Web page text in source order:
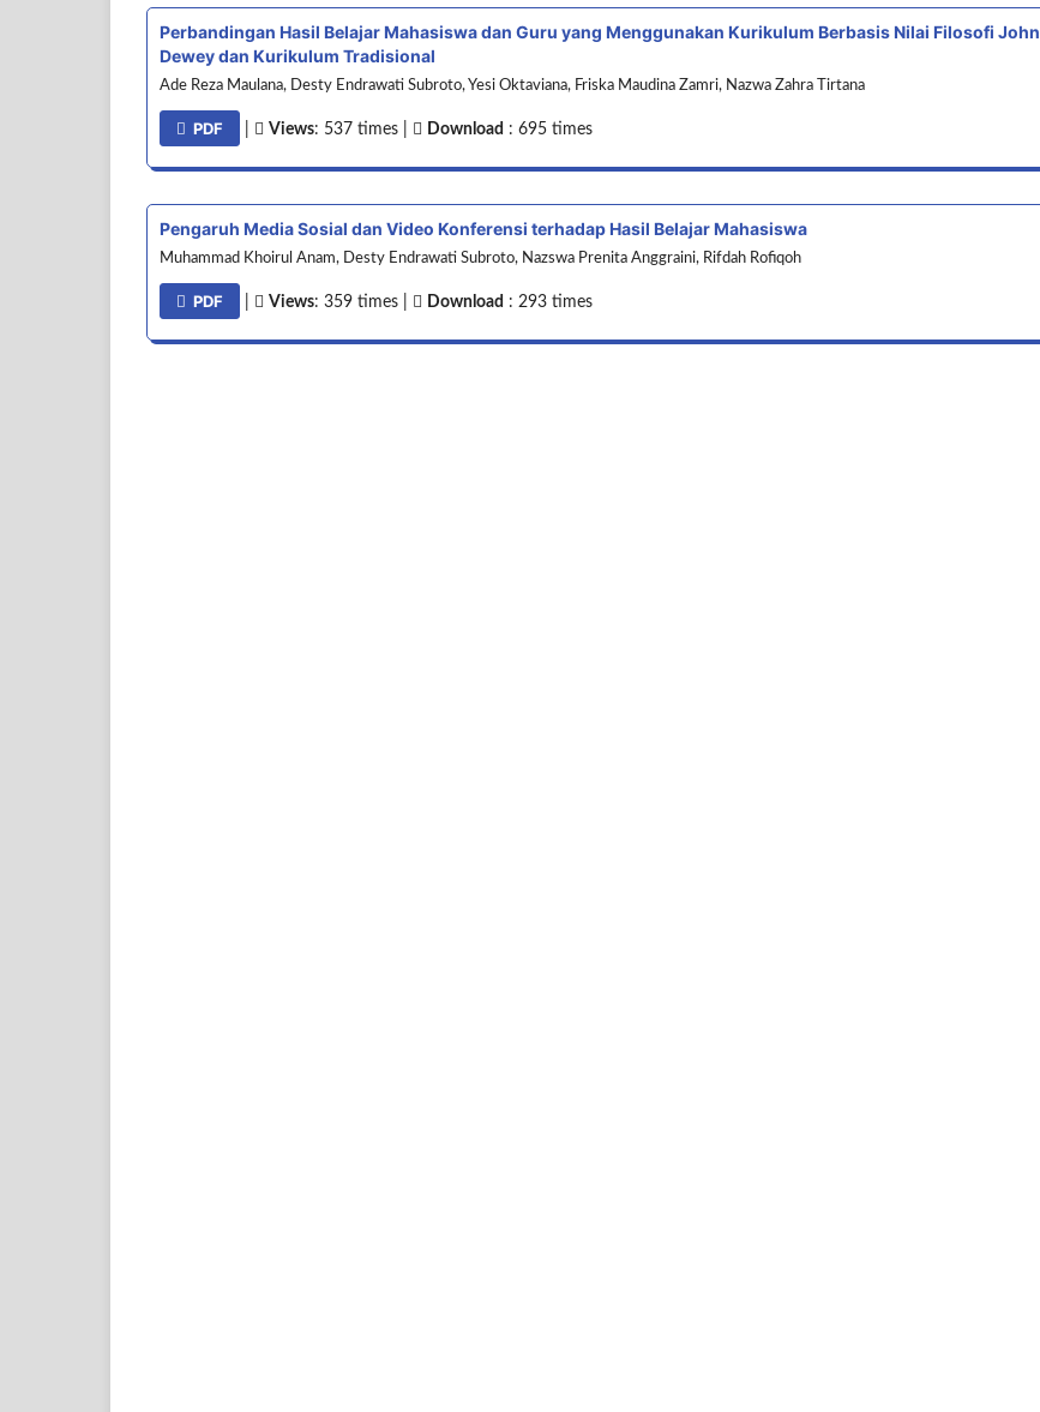
Perbandingan Hasil Belajar Mahasiswa dan Guru yang Menggunakan Kurikulum Berbasis Nilai Filosofi John
Dewey dan Kurikulum Tradisional
Ade Reza Maulana, Desty Endrawati Subroto, Yesi Oktaviana, Friska Maudina Zamri, Nazwa Zahra Tirtana
PDF Views: 537 times | Download : 695 times
Pengaruh Media Sosial dan Video Konferensi terhadap Hasil Belajar Mahasiswa
Muhammad Khoirul Anam, Desty Endrawati Subroto, Nazswa Prenita Anggraini, Rifdah Rofiqoh
PDF Views: 359 times | Download : 293 times